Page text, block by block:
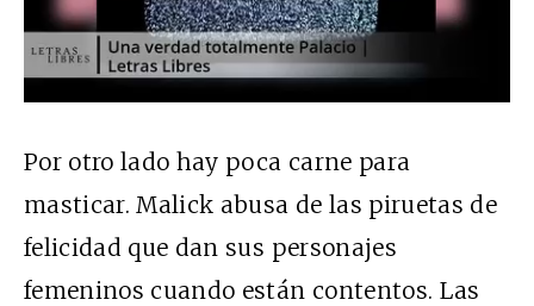
Por otro lado hay poca carne para
masticar. Malick abusa de las piruetas de
felicidad que dan sus personajes
femeninos cuando están contentos. Las